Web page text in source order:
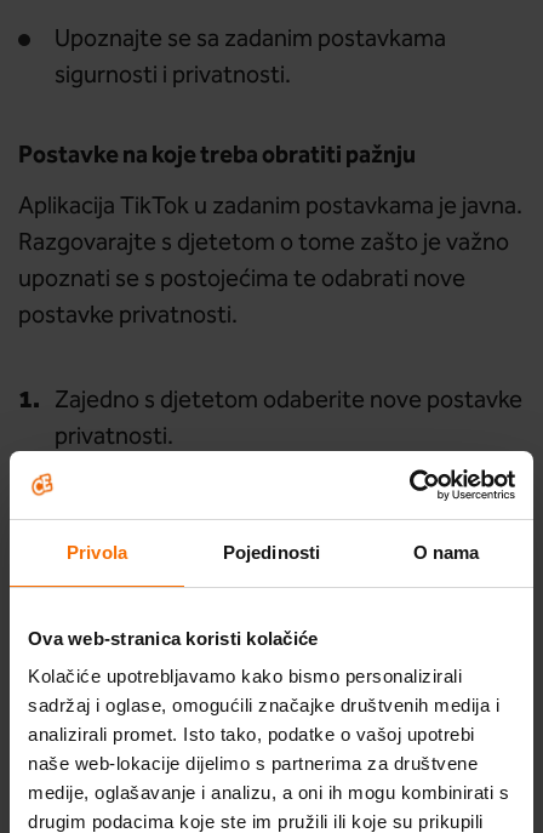
Privola Pojedinosti O nama
Ova web-stranica koristi kolačiće
Kolačiće upotrebljavamo kako bismo personalizirali
sadržaj i oglase, omogućili značajke društvenih medija i
analizirali promet. Isto tako, podatke o vašoj upotrebi
naše web-lokacije dijelimo s partnerima za društvene
medije, oglašavanje i analizu, a oni ih mogu kombinirati s
drugim podacima koje ste im pružili ili koje su prikupili
Škola optimističnog roditeljstva
Probudi optimizam
Upoznajte se sa zadanim postavkama
sigurnosti i privatnosti.
Postavke na koje treba obratiti pažnju
Aplikacija TikTok u zadanim postavkama je javna.
Razgovarajte s djetetom o tome zašto je važno
upoznati se s postojećima te odabrati nove
postavke privatnosti.
Zajedno s djetetom odaberite nove postavke
privatnosti.
Profil prebacite na privatno (umjesto javno)
podataka u aplikaciji
Promijenite sve postavke sigurnosti na ‘Friends’
kako bi ograničili tko može komunicirati s
objavama koje se obavljuju
Promijenite ‘Allow others to find me’ kako se